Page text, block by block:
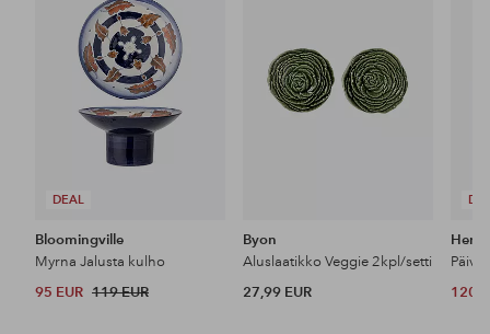
DEAL
Bloomingville
Myrna Jalusta kulho
95 EUR 119 EUR
Byon
Aluslaatikko Veggie 2kpl/setti
27,99 EUR
120